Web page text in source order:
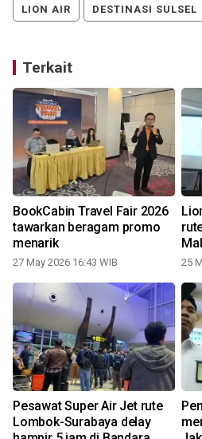
LION AIR DESTINASI SULSEL
Terkait
BookCabin Travel Fair 2026
tawarkan beragam promo
menarik
27 May 2026 16:43 WIB 25
Pesawat Super Air Jet rute
Lombok-Surabaya delay